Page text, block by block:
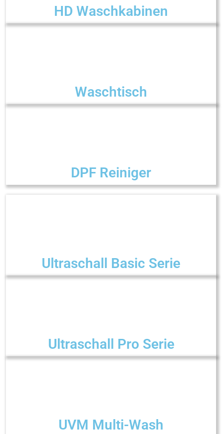
HD Waschkabinen
Waschtisch
DPF Reiniger
Ultraschall Basic Serie
Ultraschall Pro Serie
UVM Multi-Wash